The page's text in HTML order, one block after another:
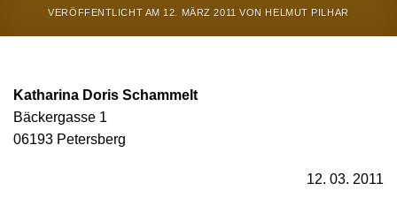
VERÖFFENTLICHT AM 12. MÄRZ 2011 VON HELMUT PILHAR
Katharina Doris Schammelt
Bäckergasse 1
06193 Petersberg
12. 03. 2011